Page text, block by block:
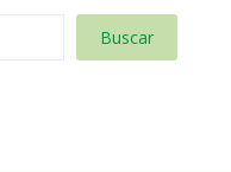
Buscar